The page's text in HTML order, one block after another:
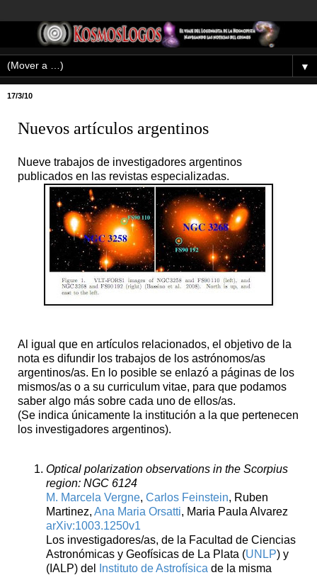
▼
17/3/10
Nuevos artículos argentinos
Nueve trabajos de investigadores argentinos
publicados en las revistas especializadas.
Al igual que en artículos relacionados, el objetivo de la
nota es difundir los trabajos de los astrónomos/as
argentinos/as. En lo posible se enlazó a páginas de los
mismos/as o a su curriculum vitae, para que podamos
saber algo más sobre cada uno de ellos/as.
(Se indica únicamente la institución a la que pertenecen
los investigadores argentinos).
Optical polarization observations in the Scorpius
region: NGC 6124
M. Marcela Vergne, Carlos Feinstein, Ruben
Martinez, Ana Maria Orsatti, Maria Paula Alvarez
arXiv:1003.1250v1
Los investigadores/as, de la Facultad de Ciencias
Astronómicas y Geofísicas de La Plata (UNLP) y
(IALP) del
Instituto de Astrofísica de la misma